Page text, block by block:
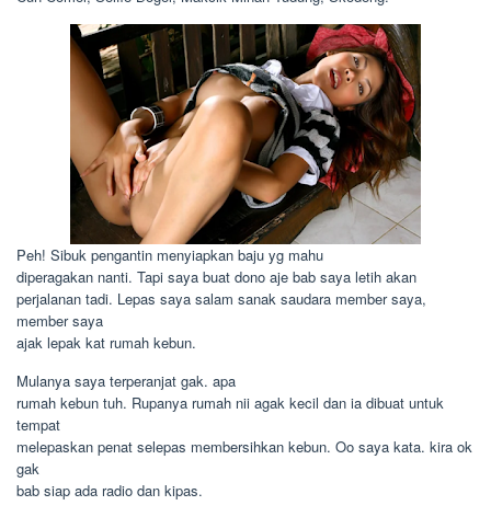
Peh! Sibuk pengantin menyiapkan baju yg mahu
diperagakan nanti. Tapi saya buat dono aje bab saya letih akan
perjalanan tadi. Lepas saya salam sanak saudara member saya,
member saya
ajak lepak kat rumah kebun.
Mulanya saya terperanjat gak. apa
rumah kebun tuh. Rupanya rumah nii agak kecil dan ia dibuat untuk
tempat
melepaskan penat selepas membersihkan kebun. Oo saya kata. kira ok
gak
bab siap ada radio dan kipas.